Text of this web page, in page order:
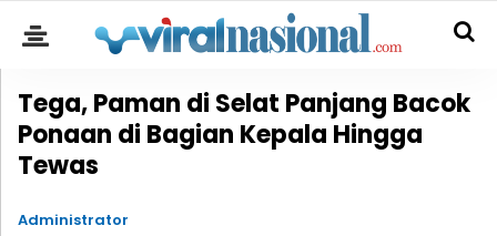
Tega, Paman di Selat Panjang Bacok
Ponaan di Bagian Kepala Hingga
Tewas
Administrator